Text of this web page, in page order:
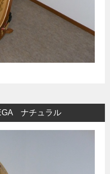
ナチュラル